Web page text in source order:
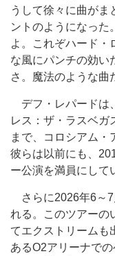
うして徐々に曲がま
ントのようになった
よ。これぞハード・
な風にパンチの効い
さ。魔法のような曲
デフ・レパードは
レス：ザ・ラスベガ
まで、コロシアム・
彼らは以前にも、
ー公演を満員にして
さらに2026年6～7
れる。このツアーの
てエクストリームも
あるO2アリーナで